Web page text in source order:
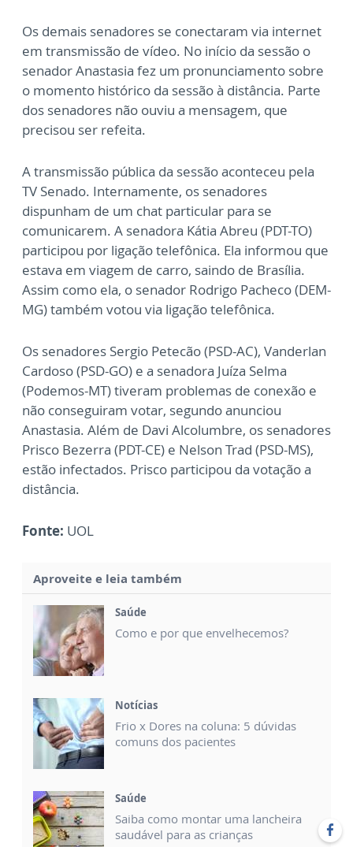
Os demais senadores se conectaram via internet
em transmissão de vídeo. No início da sessão o
senador Anastasia fez um pronunciamento sobre
o momento histórico da sessão à distância. Parte
dos senadores não ouviu a mensagem, que
precisou ser refeita.
A transmissão pública da sessão aconteceu pela
TV Senado. Internamente, os senadores
dispunham de um chat particular para se
comunicarem. A senadora Kátia Abreu (PDT-TO)
participou por ligação telefônica. Ela informou que
estava em viagem de carro, saindo de Brasília.
Assim como ela, o senador Rodrigo Pacheco (DEM-
MG) também votou via ligação telefônica.
Os senadores Sergio Petecão (PSD-AC), Vanderlan
Cardoso (PSD-GO) e a senadora Juíza Selma
(Podemos-MT) tiveram problemas de conexão e
não conseguiram votar, segundo anunciou
Anastasia. Além de Davi Alcolumbre, os senadores
Prisco Bezerra (PDT-CE) e Nelson Trad (PSD-MS),
estão infectados. Prisco participou da votação a
distância.
Fonte: UOL
Aproveite e leia também
Saúde
Como e por que envelhecemos?
Notícias
Frio x Dores na coluna: 5 dúvidas
comuns dos pacientes
Saúde
Saiba como montar uma lancheira
saudável para as crianças